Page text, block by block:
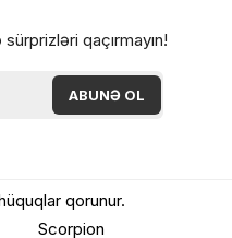
qaçırmayın!
qorunur.
Scorpion